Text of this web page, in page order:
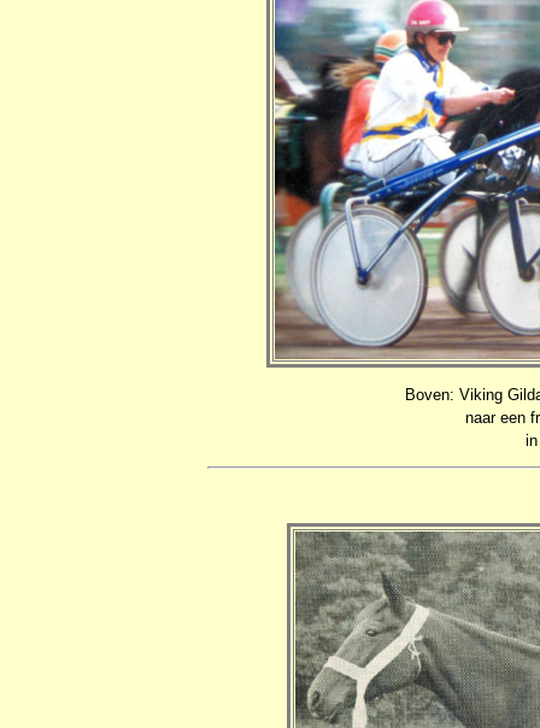
Boven: Viking
naar een